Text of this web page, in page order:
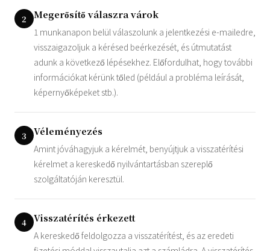
2 Megerősítő válaszra várok
1 munkanapon belül válaszolunk a jelentkezési e-mailedre,
visszaigazoljuk a kérésed beérkezését, és útmutatást
adunk a következő lépésekhez. Előfordulhat, hogy további
információkat kérünk tőled (például a probléma leírását,
képernyőképeket stb.).
3 Véleményezés
Amint jóváhagyjuk a kérelmét, benyújtjuk a visszatérítési
kérelmet a kereskedő nyilvántartásban szereplő
szolgáltatóján keresztül.
4 Visszatérítés érkezett
A kereskedő feldolgozza a visszatérítést, és az eredeti